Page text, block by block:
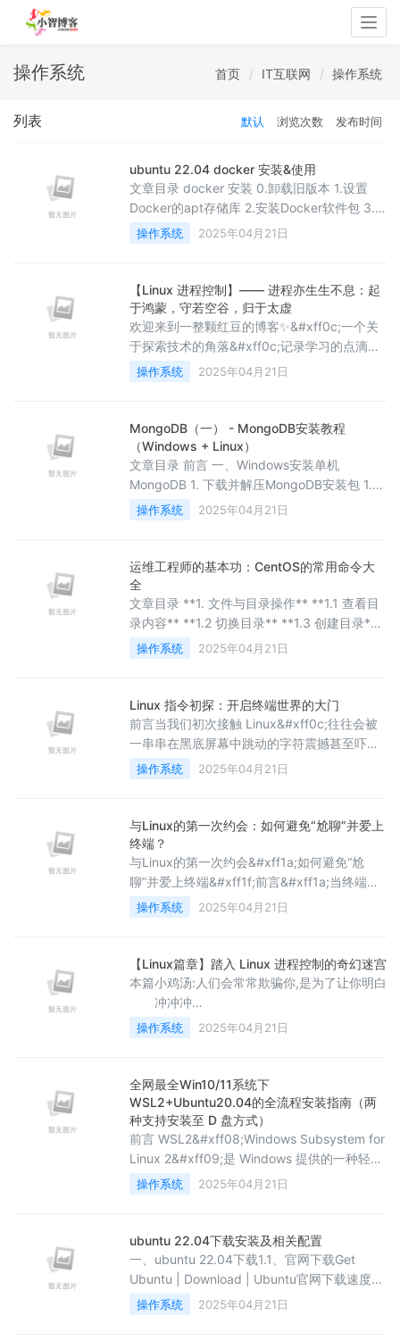
操作系统 首页 IT互联网 操作系统
列表 默认 浏览次数 发布时间
ubuntu 22.04 docker 安装&使用
文章目录 docker 安装 0.卸载旧版本 1.设置
Docker的apt存储库 2.安装Docker软件包 3.
配置加速地址&#xff1a;设置registry mirror 4.
通过运行hello-world映像来验证安装成功
置生产存储库 2.从存储库中更新包装列表 3.安
装NVID
操作系统 2025年04月21日
【Linux 进程控制】—— 进程亦生生不息：起
于鸿蒙，守若空谷，归于太虚
欢迎来到一整颗红豆的博客✨&#xff0c;一个关
于探索技术的角落&#xff0c;记录学习的点滴
&#x1f4d6;&#xff0c;分享实用的技巧
&#x1f6e0;️&#xff0c;偶尔还有一些奇思妙想
感谢支持❤️&#xff01;请尊重原创
&#x1f4e9;&#xff01;欢迎评论区留言交流
&#x1f31f; 个人主页 &#x1f449
操作系统 2025年04月21日
MongoDB（一） - MongoDB安装教程
（Windows + Linux）
文章目录 前言 一、Windows安装单机
MongoDB 1. 下载并解压MongoDB安装包 1.1
下载 1.2 解压 1.3 相关文件介绍 2. 配置 2.1 配
置环境变量 2.1.1 打开系统属性设置 2.1.2 编辑
功 2.2 创建相关目录和文件 2.3 修改
MongoDB配置文
操作系统 2025年04月21日
运维工程师的基本功：CentOS的常用命令大
全
文章目录 **1. 文件与目录操作** **1.1 查看目
录内容** **1.2 切换目录** **1.3 创建目录**
**1.4 删除目录** **1.5 删除文件或目录**
**1.6 复制文件或目录** **1.7 移动或重命名文
文件** **2. 系统管理** **2.1 查看系统信息**
**
操作系统 2025年04月21日
Linux 指令初探：开启终端世界的大门
前言当我们初次接触 Linux&#xff0c;往往会被
一串串在黑底屏幕中跳动的字符震撼甚至吓
退。然而&#xff0c;正是这些看似晦涩的命令
&#xff0c;构建了服务器、嵌入式系统乃至云计
开始&#xff0c;逐步揭开命令行的神秘面纱。从
ls 到 cat&#xff0c;从文件浏览到简单操作
&#xff0c;每一条指令都是通往操作系统本质的
阶梯。ls 指令
操作系统 2025年04月21日
与Linux的第一次约会：如何避免“尬聊”并爱上
终端？
与Linux的第一次约会&#xff1a;如何避免“尬
聊”并爱上终端&#xff1f;前言&#xff1a;当终端成
为你的“约会对象”第一次打开Linux终端
&#xff0c;像极了人生中某场手足无措的约会
烁&#xff0c;仿佛在质问&#xff1a;“我们有什么共
同话题吗&#xff1f;”输入ls试探它的回应
&#xff0c;敲下sudo试图展现权威&#xf
操作系统 2025年04月21日
【Linux篇章】踏入 Linux 进程控制的奇幻迷宫
本篇小鸡汤:人们会常常欺骗你,是为了让你明
冲冲冲
羑悻的小杀马特.-CSDN博客羑悻的小杀
操作系统 2025年04月21日
全网最全Win10/11系统下
WSL2+Ubuntu20.04的全流程安装指南（两
种支持安装至 D 盘方式）
前言 WSL2&#xff08;Windows Subsystem for
Linux 2&#xff09;是 Windows 提供的一种轻量
级 Linux 运行环境&#xff0c;具备完整的 Linux
内核&#xff0c;并支持更好的文件系统性能和兼
Linux 命令行工具和应用程序&#xff0c;而无需
安装虚拟机或双系统。本教程将介绍 如何安装
W
操作系统 2025年04月21日
ubuntu 22.04下载安装及相关配置
一、ubuntu 22.04下载1.1、官网下载Get
Ubuntu | Download | Ubuntu官网下载速度比
较慢&#xff0c;不是很推荐。历史版本
&#xff1a;Index of /releases
操作系统 2025年04月21日